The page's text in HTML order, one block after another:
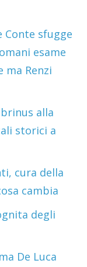
Conte sfugge
esame
ma Renzi
alla
storici a
cura della
cambia
degli
De Luca